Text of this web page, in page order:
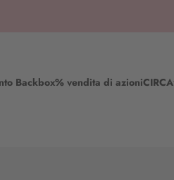
Backbox% vendita di azioniCIRCA